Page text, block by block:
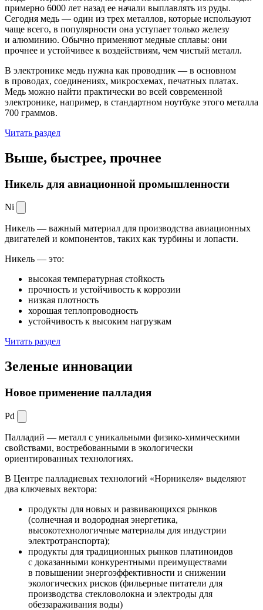
примерно 6000 лет назад ее начали выплавлять из руды.
Сегодня медь — один из трех металлов, которые используют
чаще всего, в популярности она уступает только железу
и алюминию. Обычно применяют медные сплавы: они
прочнее и устойчивее к воздействиям, чем чистый металл.
В электронике медь нужна как проводник — в основном
в проводах, соединениях, микросхемах, печатных платах.
Медь можно найти практически во всей современной
электронике, например, в стандартном ноутбуке этого металла
700 граммов.
Читать раздел
Выше, быстрее, прочнее
Никель для авиационной промышленности
Ni
Никель — важный материал для производства авиационных
двигателей и компонентов, таких как турбины и лопасти.
Никель — это:
высокая температурная стойкость
прочность и устойчивость к коррозии
низкая плотность
хорошая теплопроводность
устойчивость к высоким нагрузкам
Читать раздел
Зеленые инновации
Новое применение палладия
Pd
Палладий — металл с уникальными физико-химическими
свойствами, востребованными в экологически
ориентированных технологиях.
В Центре палладиевых технологий «Норникеля» выделяют
два ключевых вектора:
продукты для новых и развивающихся рынков
(солнечная и водородная энергетика,
высокотехнологичные материалы для индустрии
электротранспорта);
продукты для традиционных рынков платиноидов
с доказанными конкурентными преимуществами
в повышении энергоэффективности и снижении
экологических рисков (фильерные питатели для
производства стекловолокна и электроды для
обеззараживания воды)